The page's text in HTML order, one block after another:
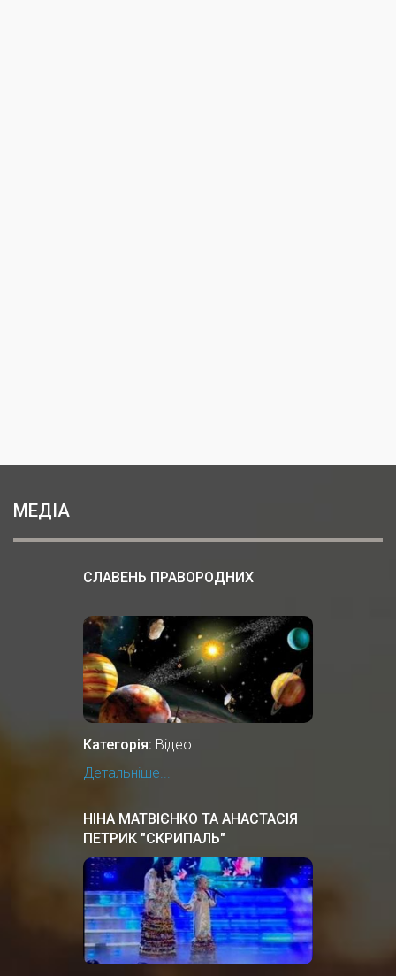
МЕДІА
СЛАВЕНЬ ПРАВОРОДНИХ
Категорія: Відео
Детальніше...
НІНА МАТВІЄНКО ТА АНАСТАСІЯ
ПЕТРИК "СКРИПАЛЬ"